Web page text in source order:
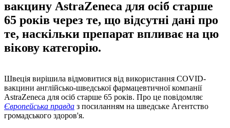
вакцину AstraZeneca для осіб старше
65 років через те, що відсутні дані про
те, наскільки препарат впливає на цю
вікову категорію.
Швеція вирішила відмовитися від використання COVID-
вакцини англійсько-шведської фармацевтичної компанії
AstraZeneca для осіб старше 65 років. Про це повідомляє
Європейська правда з посиланням на шведське Агентство
громадського здоров'я.